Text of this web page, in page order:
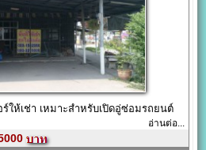
ให้เช่า เหมาะสำหรับเปิดอู่ซ่อมรถยนต์
อ่านต่อ...